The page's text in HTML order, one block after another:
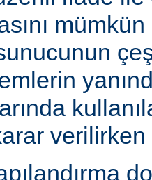
verilirken